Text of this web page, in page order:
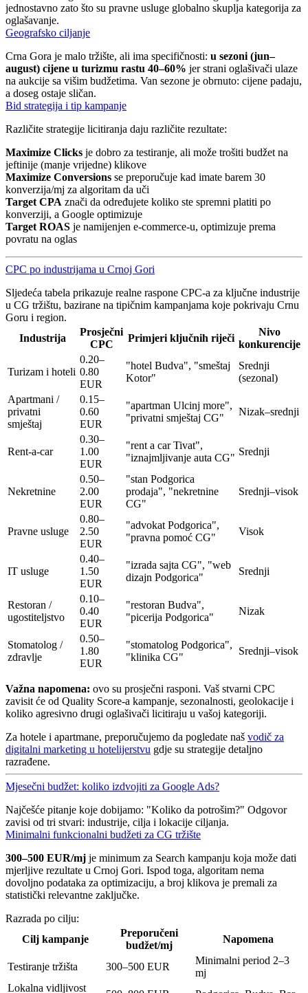
jednostavno zato što su pravne usluge globalno skuplja kategorija za
oglašavanje.
Geografsko ciljanje
Crna Gora je malo tržište, ali ima specifičnosti: u sezoni (jun–
august) cijene u turizmu rastu 40–60% jer strani oglašivači ulaze
na aukcije sa višim budžetima. Van sezone je obrnuto: cijene padaju,
a doseg ostaje sličan.
Bid strategija i tip kampanje
Različite strategije licitiranja daju različite rezultate:
Maximize Clicks je dobro za testiranje, ali može trošiti budžet na
jeftinije (manje vrijedne) klikove
Maximize Conversions se preporučuje kad imate barem 30
konverzija/mj za algoritam da uči
Target CPA znači da određujete koliko ste spremni platiti po
konverziji, a Google optimizuje
Target ROAS je namijenjen e-commerce-u, optimizuje prema
povratu na oglas
CPC po industrijama u Crnoj Gori
Sljedeća tabela prikazuje realne raspone CPC-a za ključne industrije
u CG tržištu, bazirane na tipičnim kampanjama koje pokrivaju Crnu
Goru i region.
Industrija
Prosječni
CPC
Primjeri ključnih riječi
Nivo
konkurencije
Turizam i hoteli
0.20–
0.80
EUR
"hotel Budva", "smeštaj
Kotor"
Srednji
(sezonal)
Apartmani /
privatni
smještaj
0.15–
0.60
EUR
"apartman Ulcinj more",
"privatni smještaj CG"
Nizak–srednji
Rent-a-car
0.30–
1.00
EUR
"rent a car Tivat",
"iznajmljivanje auta CG"
Srednji
Nekretnine
0.50–
2.00
EUR
"stan Podgorica
prodaja", "nekretnine
CG"
Srednji–visok
Pravne usluge
0.80–
2.50
EUR
"advokat Podgorica",
"pravna pomoć CG"
Visok
IT usluge
0.40–
1.50
EUR
"izrada sajta CG", "web
dizajn Podgorica"
Srednji
Restoran /
ugostiteljstvo
0.10–
0.40
EUR
"restoran Budva",
"picerija Podgorica"
Nizak
Stomatolog /
zdravlje
0.50–
1.80
EUR
"stomatolog Podgorica",
"klinika CG"
Srednji–visok
Važna napomena: ovo su prosječni rasponi. Vaš stvarni CPC
zavisit će od Quality Score-a kampanje, sezonalnosti, geolokacije i
koliko agresivno drugi oglašivači licitiraju u vašoj kategoriji.
Za hotele i apartmane, preporučujemo da pogledate naš vodič za
digitalni marketing u hotelijerstvu gdje su strategije detaljno
razrađene.
Mjesečni budžet: koliko izdvojiti za Google Ads?
Najčešće pitanje koje dobijamo: "Koliko da potrošim?" Odgovor
zavisi od tri stvari: industrije, cilja i lokacije ciljanja.
Minimalni funkcionalni budžeti za CG tržište
300–500 EUR/mj je minimum za Search kampanju koja može dati
mjerljive rezultate u Crnoj Gori. Ispod toga, algoritam nema
dovoljno podataka za optimizaciju, a broj klikova je premali za
statistički relevantne zaključke.
Razrada po cilju:
Cilj kampanje
Preporučeni
budžet/mj
Napomena
Testiranje tržišta 300–500 EUR
Minimalni period 2–3
mj
Lokalna vidljivost